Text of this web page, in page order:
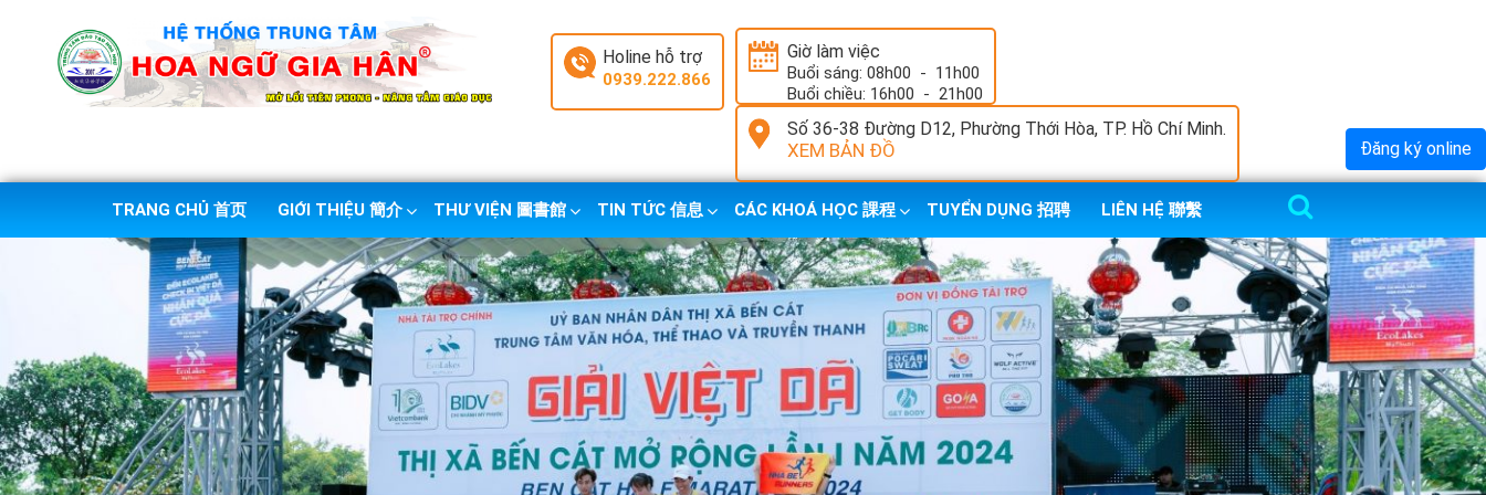
Holine hỗ trợ
0939.222.866
Giờ làm việc
Buổi sáng: 08h00 - 11h00
Buổi chiều: 16h00 - 21h00
Số 36-38 Đường D12, Phường Thới Hòa, TP. Hồ Chí Minh.
XEM BẢN ĐỒ
TRANG CHỦ 首页 GIỚI THIỆU 簡介 THƯ VIỆN 圖書館 TIN TỨC 信息 CÁC KHOÁ HỌC 課程 TUYỂN DỤNG 招聘 LIÊN HỆ 聯繫
Đăng ký online